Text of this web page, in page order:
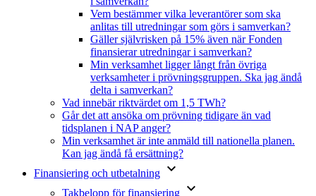
Vem bestämmer vilka leverantörer som ska
anlitas till utredningar som görs i samverkan?
Gäller självrisken på 15% även när Fonden
finansierar utredningar i samverkan?
Min verksamhet ligger långt från övriga
verksamheter i prövningsgruppen. Ska jag ändå
delta i samverkan?
Vad innebär riktvärdet om 1,5 TWh?
Går det att ansöka om prövning tidigare än vad
tidsplanen i NAP anger?
Min verksamhet är inte anmäld till nationella planen.
Kan jag ändå få ersättning?
Finansiering och utbetalning keyboard_arrow_down
Takbelopp för finansiering keyboard_arrow_down